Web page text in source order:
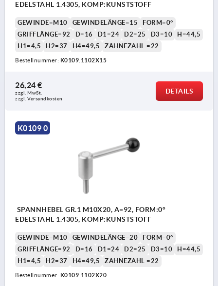
EDELSTAHL 1.4305, KOMP:KUNSTSTOFF
GEWINDE=M10 GEWINDELÄNGE=15
FORM=0°
GRIFFLÄNGE=92
D=16 D1=24 D2=25 D3=10
H=44,5
H1=4,5
H2=37 H4=49,5 ZÄHNEZAHL =22
Bestellnummer: K0109.1102X15
26,24 €
zzgl. MwSt.
zzgl. Versandkosten
DETAILS
K0109 0
SPANNHEBEL GR.1 M10X20, A=92, FORM:0°
EDELSTAHL 1.4305, KOMP:KUNSTSTOFF
GEWINDE=M10 GEWINDELÄNGE=20
FORM=0°
GRIFFLÄNGE=92
D=16 D1=24 D2=25 D3=10
H=44,5
H1=4,5
H2=37 H4=49,5 ZÄHNEZAHL =22
Bestellnummer: K0109.1102X20